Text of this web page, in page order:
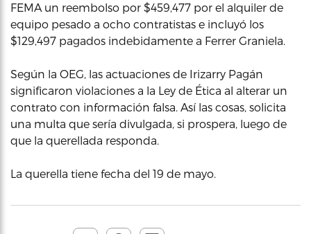
FEMA un reembolso por $459,477 por el alquiler de
equipo pesado a ocho contratistas e incluyó los
$129,497 pagados indebidamente a Ferrer Graniela.
Según la OEG, las actuaciones de Irizarry Pagán
significaron violaciones a la Ley de Ética al alterar un
contrato con información falsa. Así las cosas, solicita
una multa que sería divulgada, si prospera, luego de
que la querellada responda.
La querella tiene fecha del 19 de mayo.